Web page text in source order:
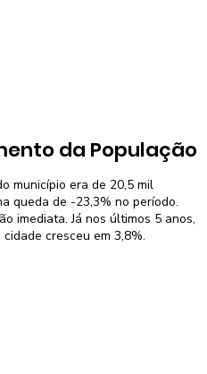
da População
município era de 20,5 mil
queda de -23,3% no período.
imediata. Já nos últimos 5 anos,
cresceu em 3,8%.